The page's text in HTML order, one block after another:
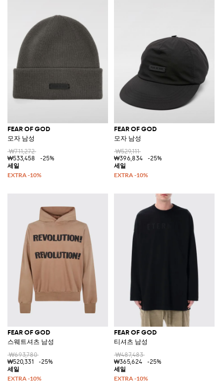
FEAR OF GOD
모자 남성
₩711,272
₩533,458
-25%
FEAR OF GOD
모자 남성
₩529,111
₩396,834
-25%
FEAR OF GOD
스웨트셔츠 남성
₩693,780
₩520,331
-25%
FEAR OF GOD
티셔츠 남성
₩487,483
₩365,624
-25%